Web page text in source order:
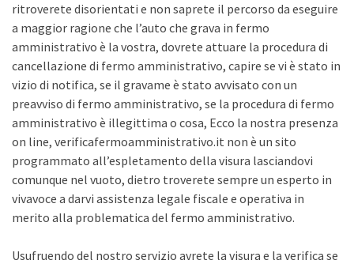
ritroverete disorientati e non saprete il percorso da eseguire
a maggior ragione che l’auto che grava in fermo
amministrativo è la vostra, dovrete attuare la procedura di
cancellazione di fermo amministrativo, capire se vi è stato in
vizio di notifica, se il gravame è stato avvisato con un
preavviso di fermo amministrativo, se la procedura di fermo
amministrativo è illegittima o cosa, Ecco la nostra presenza
on line, verificafermoamministrativo.it non è un sito
programmato all’espletamento della visura lasciandovi
comunque nel vuoto, dietro troverete sempre un esperto in
vivavoce a darvi assistenza legale fiscale e operativa in
merito alla problematica del fermo amministrativo.
Usufruendo del nostro servizio avrete la visura e la verifica se